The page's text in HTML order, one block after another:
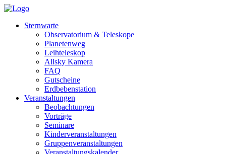
Sternwarte
Observatorium & Teleskope
Planetenweg
Leihteleskop
Allsky Kamera
FAQ
Gutscheine
Erdbebenstation
Veranstaltungen
Beobachtungen
Vorträge
Seminare
Kinderveranstaltungen
Gruppenveranstaltungen
Veranstaltungskalender